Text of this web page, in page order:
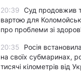
20:39 Суд продовжив
вартою для
про проблеми зі
20:35
Росія
на своїх субмаринах,
тисячі кілометрів від